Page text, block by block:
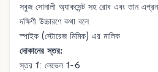
সবুজ সোনালী অ্যাকসেন্ট সহ রোব এবং তান
দক্ষিণী উচ্চারণে কথা বলে
স্পাইক (স্টোরেজ মিমিক) এর মালিক
দোকানের স্তর:
স্তর 1: লেভেল 1-6